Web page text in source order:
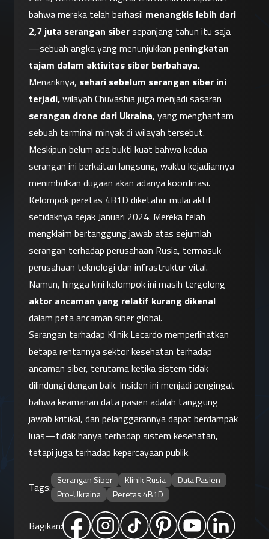
bahwa mereka telah berhasil menangkis lebih dari
2,7 juta serangan siber sepanjang tahun itu saja
—sebuah angka yang menunjukkan peningkatan
tajam dalam aktivitas siber berbahaya.
Menariknya, sehari sebelum serangan siber ini
terjadi,
serangan drone dari Ukraina, yang menghantam
sebuah terminal minyak di wilayah tersebut.
Meskipun belum ada bukti kuat bahwa kedua
serangan ini berkaitan langsung, waktu kejadiannya
menimbulkan dugaan akan adanya koordinasi.
Kelompok peretas 4B1D diketahui mulai aktif
setidaknya sejak Januari 2024. Mereka telah
mengklaim bertanggung jawab atas sejumlah
serangan terhadap perusahaan Rusia, termasuk
perusahaan teknologi dan infrastruktur vital.
aktor ancaman yang relatif kurang dikenal
dalam peta ancaman siber global.
Serangan terhadap Klinik Lecardo memperlihatkan
betapa rentannya sektor kesehatan terhadap
ancaman siber, terutama ketika sistem tidak
dilindungi dengan baik. Insiden ini menjadi pengingat
bahwa keamanan data pasien adalah tanggung
jawab kritikal, dan pelanggarannya dapat berdampak
luas—tidak hanya terhadap sistem kesehatan,
tetapi juga terhadap kepercayaan publik.
Tags:
Serangan Siber Klinik Rusia
Data Pasien
Pro-Ukraina
Peretas 4B1D
Bagikan: